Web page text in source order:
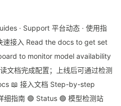
· Support 平台动态 · 使用指
速接入 Read the docs to get set
to monitor model availability
文档完成配置；上线后可通过检测
📖 接入文档 Step-by-step
指南 🟢 Status 🟢 模型检测站